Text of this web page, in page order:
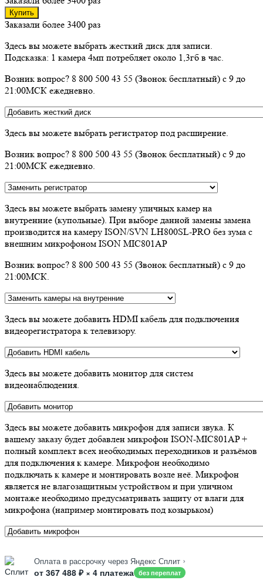
Купить
Заказали более 3400 раз
Здесь вы можете выбрать жесткий диск для записи.
Подсказка: 1 камера 4мп потребляет около 1,3гб в час.
Возник вопрос? 8 800 500 43 55 (Звонок бесплатный) с 9 до
21:00МСК ежедневно.
Здесь вы можете выбрать регистратор под расширение.
Возник вопрос? 8 800 500 43 55 (Звонок бесплатный) с 9 до
21:00МСК ежедневно.
Здесь вы можете выбрать замену уличных камер на
внутренние (купольные). При выборе данной замены замена
производится на камеру ISON/SVN LH800SL-PRO без зума с
внешним микрофоном ISON MIC801AP
Возник вопрос? 8 800 500 43 55 (Звонок бесплатный) с 9 до
21:00МСК.
Здесь вы можете добавить HDMI кабель для подключения
видеорегистратора к телевизору.
Здесь вы можете добавить монитор для систем
видеонаблюдения.
Здесь вы можете добавить микрофон для записи звука. К
вашему заказу будет добавлен микрофон ISON-MIC801AP +
полный комплект всех необходимых переходников и разъёмов
для подключения к камере. Микрофон необходимо
подключать к камере и монтировать возле неё. Микрофон
является не влагозащитным устройством и при уличном
монтаже необходимо предусматривать защиту от влаги для
микрофона (например монтировать под козырьком)
Оплата в рассрочку через Яндекс Сплит ›
от 367 488 ₽ × 4 платежа без переплат